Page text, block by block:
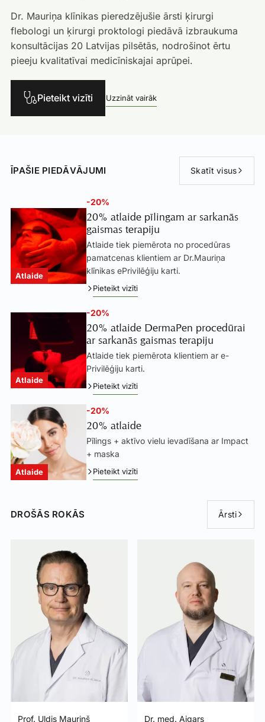
Dr. Mauriņa klīnikas pieredzējušie ārsti ķirurgi
flebologi un ķirurgi proktologi piedāvā izbraukuma
konsultācijas 20 Latvijas pilsētās, nodrošinot ērtu
pieeju kvalitatīvai medicīniskajai aprūpei.
Pieteikt vizīti Uzzināt vairāk
ĪPAŠIE PIEDĀVĀJUMI Skatīt visus
Atlaide
-20%
20% atlaide pīlingam ar sarkanās
gaismas terapiju
Atlaide tiek piemērota no procedūras
pamatcenas klientiem ar Dr.Mauriņa
klīnikas ePrivilēģiju karti.
Pieteikt vizīti
Atlaide
-20%
20% atlaide DermaPen procedūrai
ar sarkanās gaismas terapiju
Atlaide tiek piemērota klientiem ar e-
Privilēģiju karti.
Pieteikt vizīti
Atlaide
-20%
20% atlaide
Pīlings + aktīvo vielu ievadīšana ar Impact
+ maska
Pieteikt vizīti
DROŠĀS ROKĀS Ārsti
Prof. Uldis Mauriņš Dr. med. Aigars